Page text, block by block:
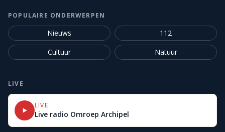
POPULAIRE ONDERWERPEN
Nieuws
112
Cultuur
Natuur
LIVE
LIVE
Live radio Omroep Archipel